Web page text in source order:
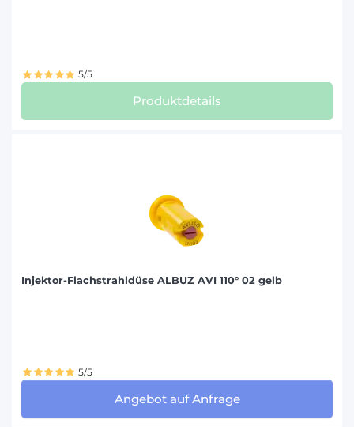
5/5
Produktdetails
Injektor-Flachstrahldüse ALBUZ AVI 110° 02 gelb
5/5
Angebot auf Anfrage